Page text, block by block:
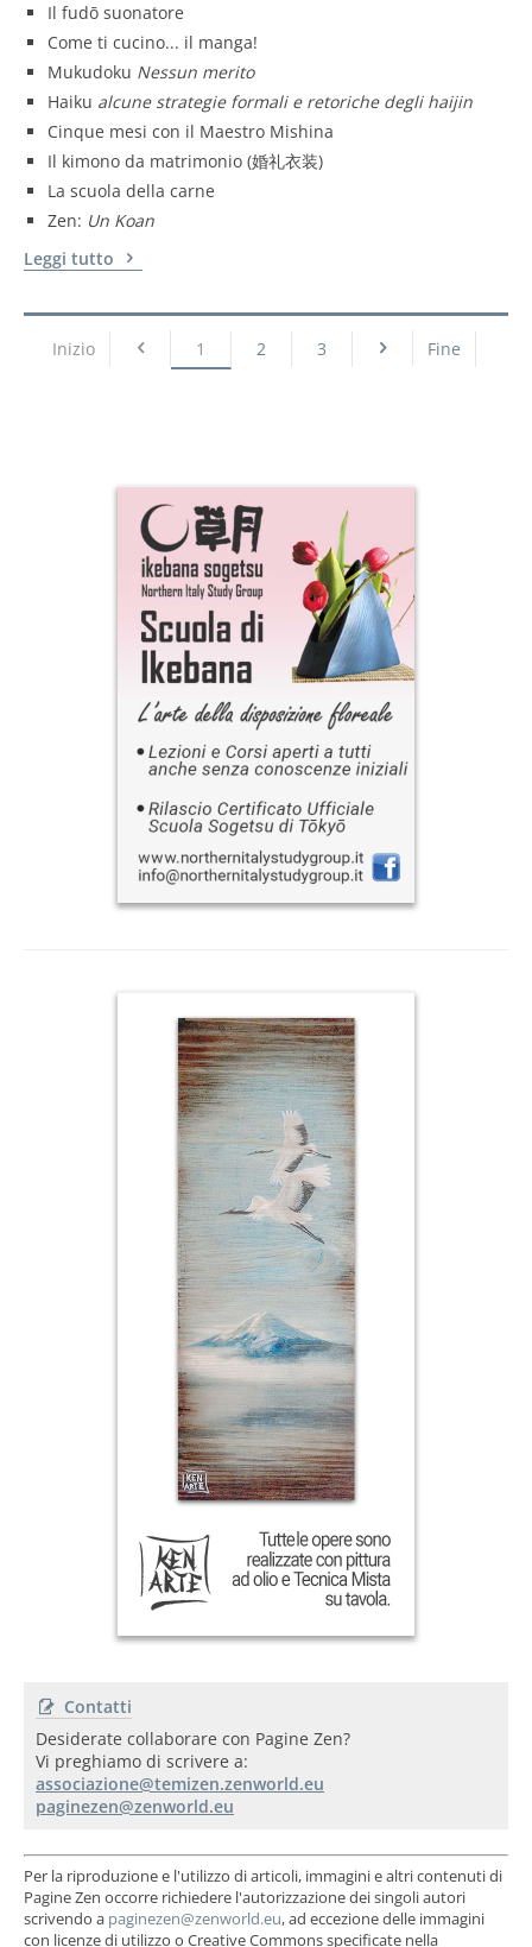
Il fudō suonatore
Come ti cucino... il manga!
Mukudoku Nessun merito
Haiku alcune strategie formali e retoriche degli haijin
Cinque mesi con il Maestro Mishina
Il kimono da matrimonio (婚礼衣装)
La scuola della carne
Zen: Un Koan
Leggi tutto
Inizio 1 2 3 Fine
Contatti
Desiderate collaborare con Pagine Zen?
Vi preghiamo di scrivere a:
Per la riproduzione e l'utilizzo di articoli, immagini e altri contenuti di
Pagine Zen occorre richiedere l'autorizzazione dei singoli autori
scrivendo a
, ad eccezione delle immagini
con licenze di utilizzo o Creative Commons specificate nella